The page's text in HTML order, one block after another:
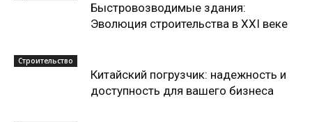
Быстровозводимые здания:
Эволюция строительства в XXI веке
Строительство
Китайский погрузчик: надежность и
доступность для вашего бизнеса